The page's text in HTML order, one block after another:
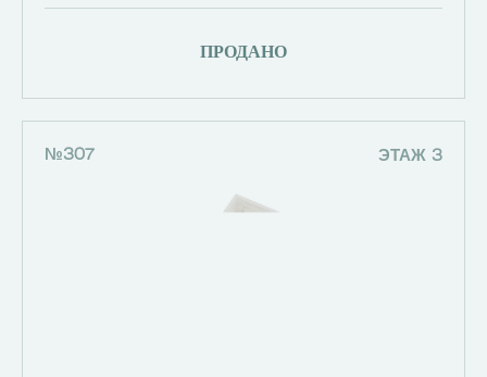
ПРОДАНО
№307 ЭТАЖ 3